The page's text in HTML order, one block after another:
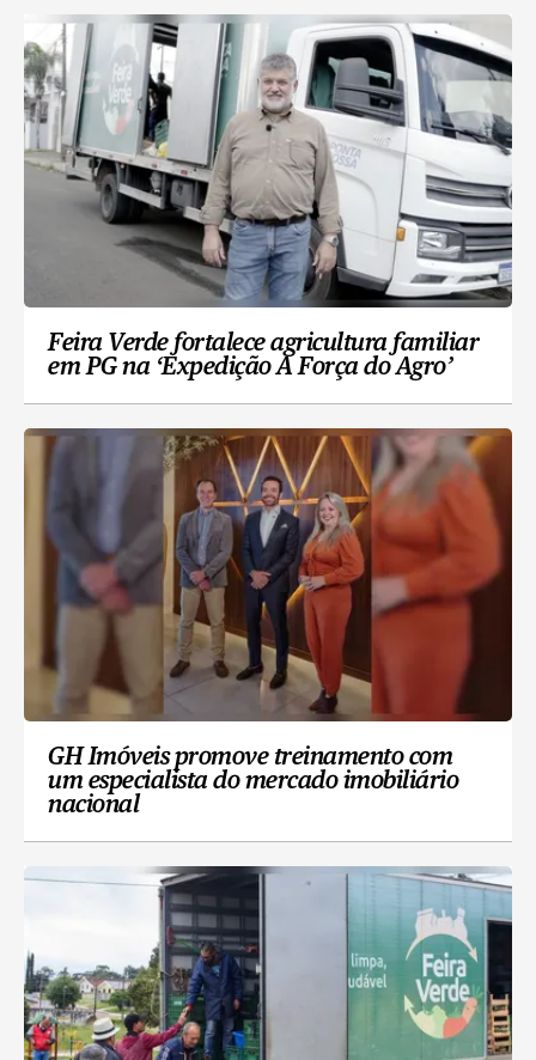
Feira Verde fortalece agricultura familiar
em PG na ‘Expedição A Força do Agro’
GH Imóveis promove treinamento com
um especialista do mercado imobiliário
nacional